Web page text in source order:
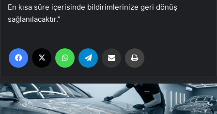
En kısa süre içerisinde bildirimlerinize geri dönüş
sağlanılacaktır.”
Facebook WhatsApp Email'den paylaş